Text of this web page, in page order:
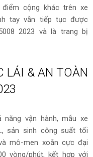
sở hữu khoang hành lý
3 đạt 780 lít. Đặc biệt,
Flat”, giúp tăng dung
cộng khác trên xe
tay vẫn tiếp tục được
2023 và là trang bị